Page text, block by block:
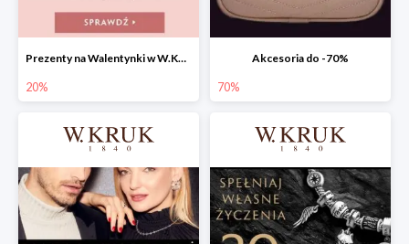
Prezenty na Walentynki w W.KRUK do -20%
20%
Akcesoria do -70%
70%